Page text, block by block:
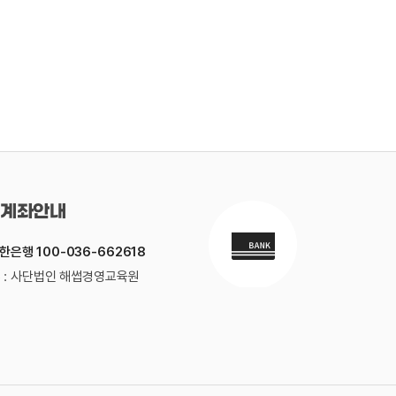
좌안내
은행 100-036-662618
: 사단법인 해썹경영교육원